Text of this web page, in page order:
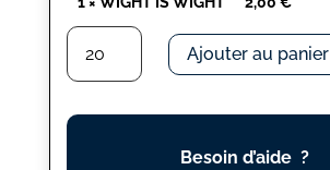
quantité
WIGHT
IS
Ajouter au panier
Besoin d’aide ?